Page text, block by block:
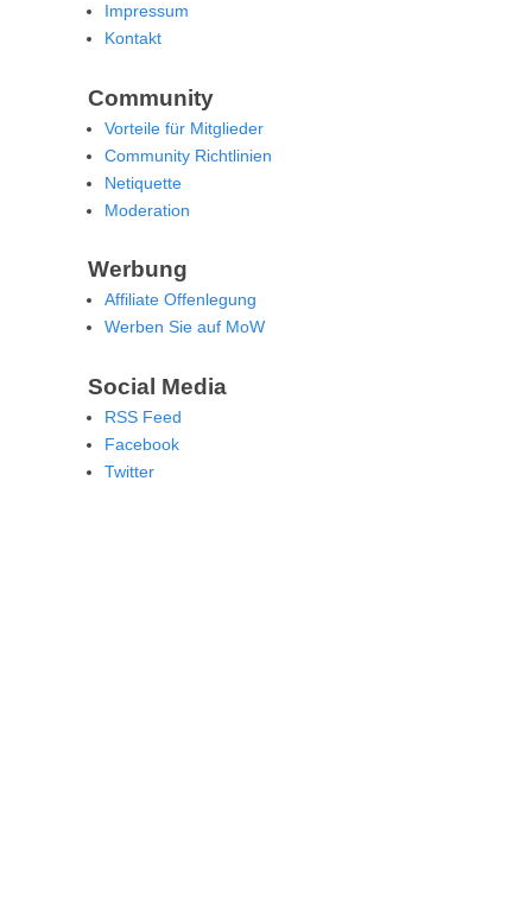
Impressum
Kontakt
Community
Vorteile für Mitglieder
Community Richtlinien
Netiquette
Moderation
Werbung
Affiliate Offenlegung
Werben Sie auf MoW
Social Media
RSS Feed
Facebook
Twitter